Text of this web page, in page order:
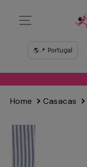
directamente
Home Casacas